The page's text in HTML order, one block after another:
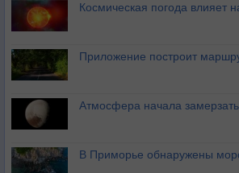
Космическая погода влияет
Приложение построит
Атмосфера начала замерзать
В Приморье обнаружены